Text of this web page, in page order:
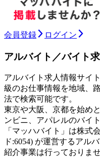
会員登録 ログイン
アルバイト／バイト
アルバイト求人情報サイ
級のお仕事情報を地域、
法で検索可能です。
東京や大阪、京都を始め
ンビニ、アパレルのバイ
「マッハバイト」は株式
ド:6054) が運営するアル
紹介事業は行っておりませ